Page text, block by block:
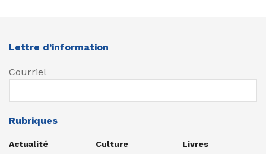
Lettre d’information
Courriel
Rubriques
Actualité
Culture
Livres